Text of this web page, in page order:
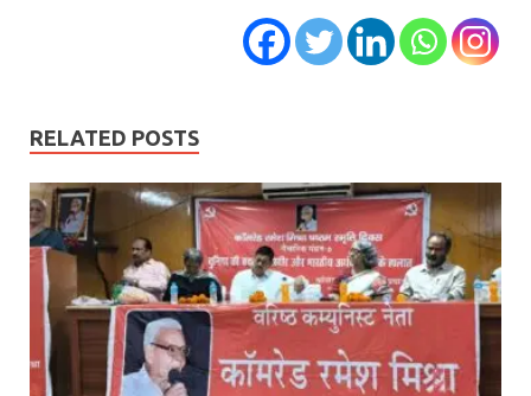
RELATED POSTS